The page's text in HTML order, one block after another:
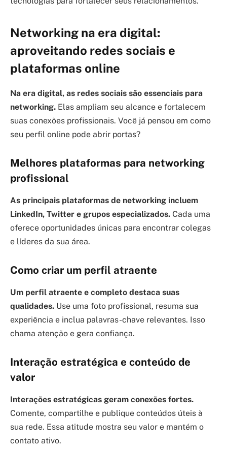
Networking na era digital:
aproveitando redes sociais e
plataformas online
Na era digital, as redes sociais são essenciais para
networking. Elas ampliam seu alcance e fortalecem
suas conexões profissionais. Você já pensou em como
seu perfil online pode abrir portas?
Melhores plataformas para networking
profissional
As principais plataformas de networking incluem
LinkedIn, Twitter e grupos especializados. Cada uma
oferece oportunidades únicas para encontrar colegas
e líderes da sua área.
Como criar um perfil atraente
Um perfil atraente e completo destaca suas
qualidades. Use uma foto profissional, resuma sua
experiência e inclua palavras-chave relevantes. Isso
chama atenção e gera confiança.
Interação estratégica e conteúdo de
valor
Interações estratégicas geram conexões fortes.
Comente, compartilhe e publique conteúdos úteis à
sua rede. Essa atitude mostra seu valor e mantém o
contato ativo.